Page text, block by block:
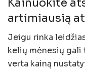
artimiausią
Jeigu rinka
kelių mėnesių gali
verta kainą